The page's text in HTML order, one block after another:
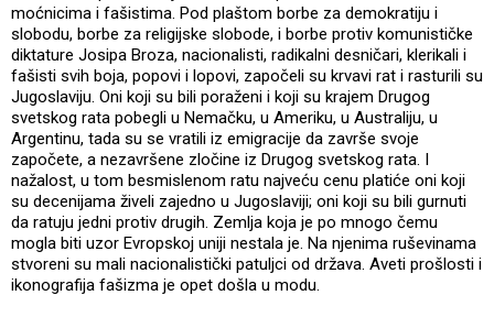
moćnicima i fašistima. Pod plaštom borbe za demokratiju i
slobodu, borbe za religijske slobode, i borbe protiv komunističke
diktature Josipa Broza, nacionalisti, radikalni desničari, klerikali i
fašisti svih boja, popovi i lopovi, započeli su krvavi rat i rasturili su
Jugoslaviju. Oni koji su bili poraženi i koji su krajem Drugog
svetskog rata pobegli u Nemačku, u Ameriku, u Australiju, u
Argentinu, tada su se vratili iz emigracije da završe svoje
započete, a nezavršene zločine iz Drugog svetskog rata. I
nažalost, u tom besmislenom ratu najveću cenu platiće oni koji
su decenijama živeli zajedno u Jugoslaviji; oni koji su bili gurnuti
da ratuju jedni protiv drugih. Zemlja koja je po mnogo čemu
mogla biti uzor Evropskoj uniji nestala je. Na njenima ruševinama
stvoreni su mali nacionalistički patuljci od država. Aveti prošlosti i
ikonografija fašizma je opet došla u modu.